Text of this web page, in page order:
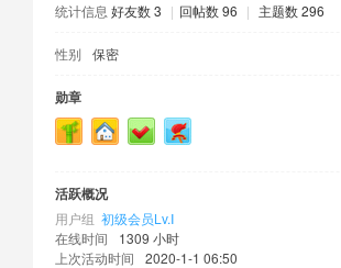
统计信息 好友数 3 | 回帖数 96 | 主题数 296
性别 保密
勋章
活跃概况
用户组 初级会员Lv.Ⅰ
在线时间
1309 小时
上次活动时间
2020-1-1 06:50